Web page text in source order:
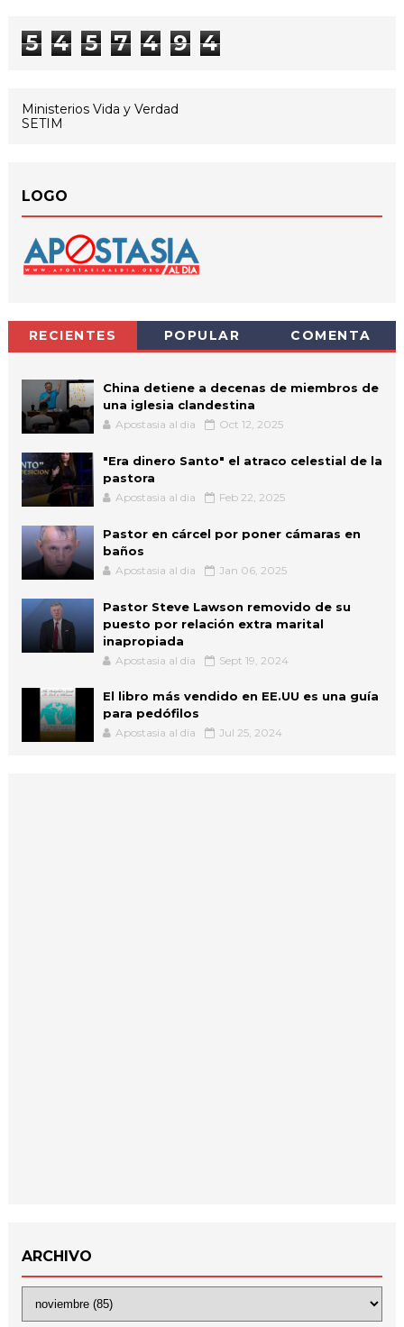
5 4 5 7 4 9 4
Ministerios Vida y Verdad
SETIM
LOGO
RECIENTES POPULAR COMENTA
China detiene a decenas de miembros de
una iglesia clandestina
Apostasia al dia Oct 12, 2025
"Era dinero Santo" el atraco celestial de la
pastora
Apostasia al dia Feb 22, 2025
Pastor en cárcel por poner cámaras en
baños
Apostasia al dia Jan 06, 2025
Pastor Steve Lawson removido de su
puesto por relación extra marital
inapropiada
Apostasia al dia Sept 19, 2024
El libro más vendido en EE.UU es una guía
para pedófilos
Apostasia al dia Jul 25, 2024
ARCHIVO